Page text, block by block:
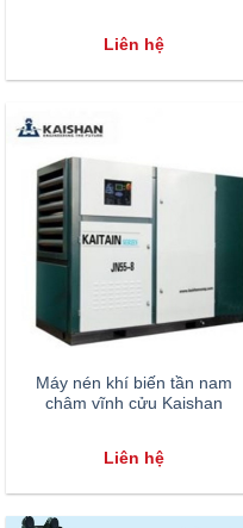
Liên hệ
Máy nén khí biến tần nam
châm vĩnh cửu Kaishan
Liên hệ